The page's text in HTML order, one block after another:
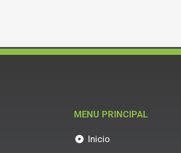
MENU PRINCIPAL
Inicio